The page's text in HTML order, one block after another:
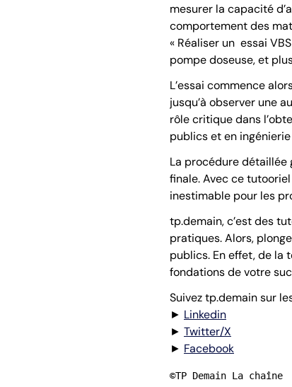
mesurer la capacité
comportement des
« Réaliser un essai
pompe doseuse, et
L’essai commence
jusqu’à observer une
rôle critique dans
publics et en
La procédure détaillée
finale. Avec ce
inestimable pour les
tp.demain, c’est des
pratiques. Alors,
publics. En effet, de la
fondations de votre
Suivez tp.demain sur
► Linkedin
► Twitter/X
► Facebook
©TP Demain La chaîne